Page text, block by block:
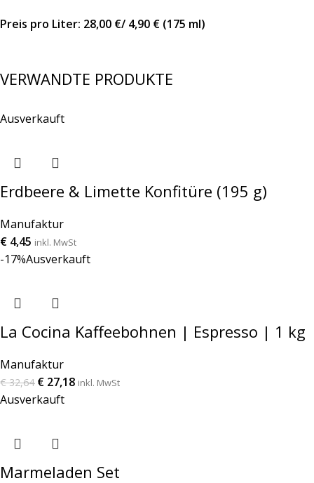
Preis pro Liter: 28,00 €/ 4,90 € (175 ml)
VERWANDTE PRODUKTE
Ausverkauft
Erdbeere & Limette Konfitüre (195 g)
Manufaktur
€ 4,45 inkl. MwSt
-17%Ausverkauft
La Cocina Kaffeebohnen | Espresso | 1 kg
Manufaktur
€32,64 € 27,18 inkl. MwSt
Ausverkauft
Marmeladen Set